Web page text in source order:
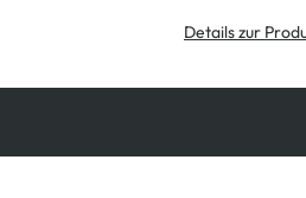
Details zur